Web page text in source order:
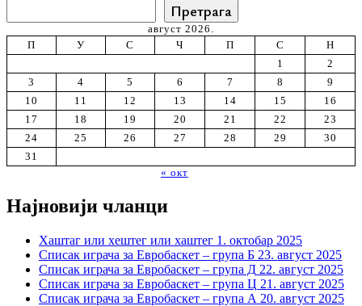
Претрага
август 2026.
П
У С Ч П С
Н
1
2
3
4 5 6 7 8
9
10
11 12 13 14 15
16
17
18 19 20 21 22
23
24
25 26 27 28 29
30
31
« окт
Најновији чланци
Хаштаг или хештег или хаштег 1. октобар 2025
Списак играча за Евробаскет – група Б 23. август 2025
Списак играча за Евробаскет – група Д 22. август 2025
Списак играча за Евробаскет – група Ц 21. август 2025
Списак играча за Евробаскет – група А 20. август 2025